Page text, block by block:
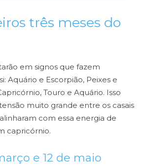
três meses do
em signos que fazem
Aquário e Escorpião, Peixes e
Touro e Aquário. Isso
muito grande entre os casais
com essa energia de
capricórnio.
e 12 de maio